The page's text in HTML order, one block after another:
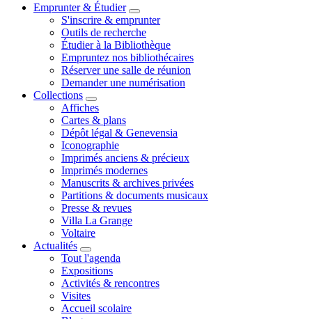
Emprunter & Étudier
S'inscrire & emprunter
Outils de recherche
Étudier à la Bibliothèque
Empruntez nos bibliothécaires
Réserver une salle de réunion
Demander une numérisation
Collections
Affiches
Cartes & plans
Dépôt légal & Genevensia
Iconographie
Imprimés anciens & précieux
Imprimés modernes
Manuscrits & archives privées
Partitions & documents musicaux
Presse & revues
Villa La Grange
Voltaire
Actualités
Tout l'agenda
Expositions
Activités & rencontres
Visites
Accueil scolaire